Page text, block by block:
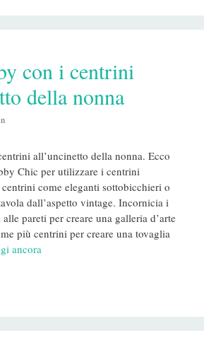
con i centrini
della nonna
all’uncinetto della nonna. Ecco
Chic per utilizzare i centrini
come eleganti sottobicchieri o
dall’aspetto vintage. Incornicia i
pareti per creare una galleria d’arte
più centrini per creare una tovaglia
ancora